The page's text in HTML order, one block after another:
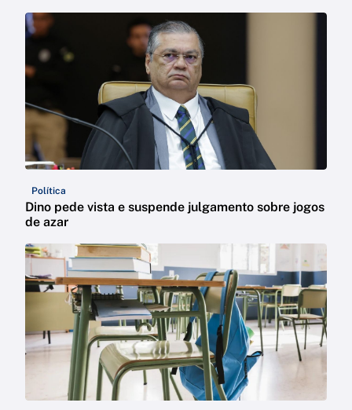
Política
Dino pede vista e suspende julgamento sobre jogos
de azar